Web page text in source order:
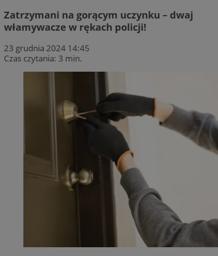
Zatrzymani na gorącym uczynku – dwaj
włamywacze w rękach policji!
23 grudnia 2024 14:45
Czas czytania: 3 min.